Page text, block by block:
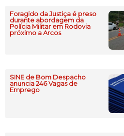
Foragido da Justiça é preso
durante abordagem da
Polícia Militar em Rodovia
próximo a Arcos
SINE de Bom Despacho
anuncia 246 Vagas de
Emprego